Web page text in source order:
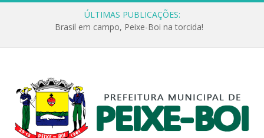
ÚLTIMAS PUBLICAÇÕES:
Brasil em campo, Peixe-Boi na torcida!